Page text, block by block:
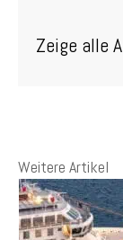
Zeige alle
Weitere Artikel